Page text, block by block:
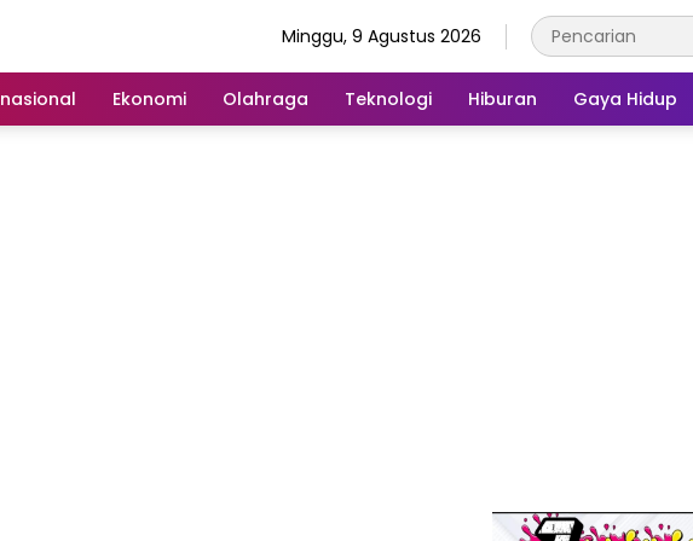
Minggu, 9 Agustus 2026
Ekonomi Olahraga Teknologi Hiburan Gaya Hidup